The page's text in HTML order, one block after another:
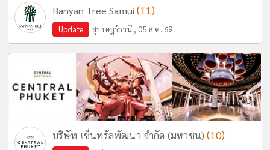
Banyan Tree Samui(11)
Update สุราษฎร์ธานี , 05 ส.ค. 69
บริษัท เซ็นทรัลพัฒนา จำกัด (มหาชน)(10)